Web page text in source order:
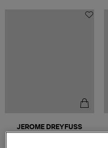
JEROME DREYFUSS